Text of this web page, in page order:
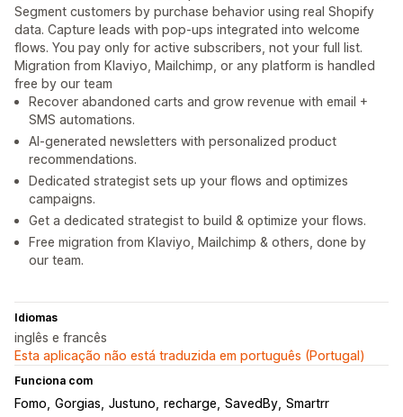
Segment customers by purchase behavior using real Shopify
data. Capture leads with pop-ups integrated into welcome
flows. You pay only for active subscribers, not your full list.
Migration from Klaviyo, Mailchimp, or any platform is handled
free by our team
Recover abandoned carts and grow revenue with email +
SMS automations.
AI-generated newsletters with personalized product
recommendations.
Dedicated strategist sets up your flows and optimizes
campaigns.
Get a dedicated strategist to build & optimize your flows.
Free migration from Klaviyo, Mailchimp & others, done by
our team.
Idiomas
inglês e francês
Esta aplicação não está traduzida em português (Portugal)
Funciona com
Fomo Gorgias Justuno recharge SavedBy Smartrr